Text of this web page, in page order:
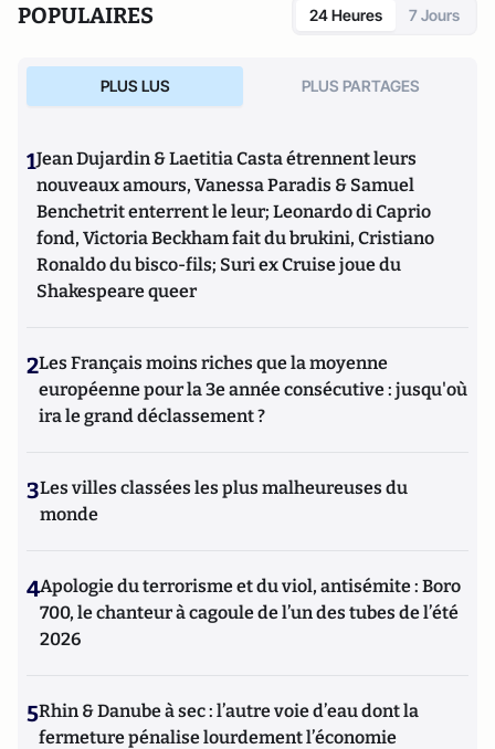
POPULAIRES 24 Heures 7 Jours
PLUS LUS PLUS PARTAGES
1Jean Dujardin & Laetitia Casta étrennent leurs
nouveaux amours, Vanessa Paradis & Samuel
Benchetrit enterrent le leur; Leonardo di Caprio
fond, Victoria Beckham fait du brukini, Cristiano
Ronaldo du bisco-fils; Suri ex Cruise joue du
Shakespeare queer
2Les Français moins riches que la moyenne
européenne pour la 3e année consécutive : jusqu'où
ira le grand déclassement ?
3Les villes classées les plus malheureuses du
monde
4Apologie du terrorisme et du viol, antisémite : Boro
700, le chanteur à cagoule de l’un des tubes de l’été
2026
5Rhin & Danube à sec : l’autre voie d’eau dont la
fermeture pénalise lourdement l’économie